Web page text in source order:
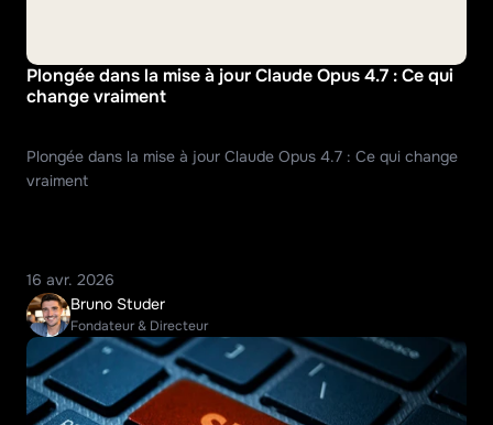
Plongée dans la mise à jour Claude Opus 4.7 : Ce qui
change vraiment
Plongée dans la mise à jour Claude Opus 4.7 : Ce qui change
vraiment
16 avr. 2026
Bruno Studer
Fondateur & Directeur